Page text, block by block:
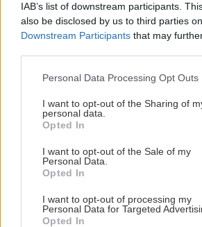
IAB’s list of downstream participants.
also be disclosed by us to third parties
Downstream Participants that may
Please note that this website/app uses
not limited to your visit or usage
grant or deny consent to Google and its
use your data for below specified
consent section.
Personal Data Processing Opt Outs
I want to opt-out of the Sharing of
personal data.
Opted In
I want to opt-out of the Sale of my
Personal Data.
Opted In
I want to opt-out of processing my
Personal Data for Targeted
Opted In